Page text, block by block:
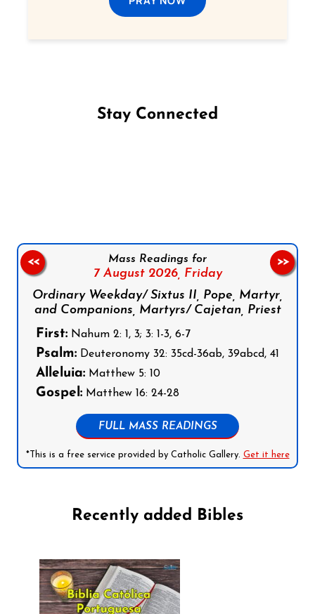
Stay Connected
Mass Readings for
7 August 2026, Friday
Ordinary Weekday/ Sixtus II, Pope, Martyr,
and Companions, Martyrs/ Cajetan, Priest
First: Nahum 2: 1, 3; 3: 1-3, 6-7
Psalm: Deuteronomy 32: 35cd-36ab, 39abcd, 41
Alleluia: Matthew 5: 10
Gospel: Matthew 16: 24-28
FULL MASS READINGS
*This is a free service provided by Catholic Gallery. Get it here
<< >>
Recently added Bibles